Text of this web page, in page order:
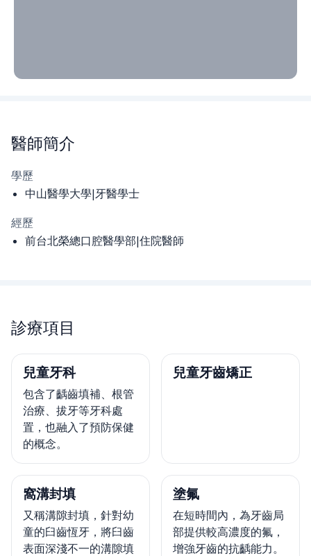
醫師簡介
學歷
中山醫學大學|牙醫學士
經歷
前台北榮總口腔醫學部|住院醫師
診療項目
兒童牙科
包含了齲齒填補、根管
治療、拔牙等牙科處
置，也融入了預防保健
的概念。
兒童牙齒矯正
窩溝封填
又稱溝隙封填，針對幼
童的臼齒恆牙，將臼齒
表面深淺不一的溝隙填
塗氟
在短時間內，為牙齒局
部提供較高濃度的氟，
增強牙齒的抗齲能力。